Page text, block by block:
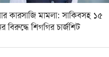
কারসাজি মামলা: সাকিবসহ ১৫
বিরুদ্ধে শিগগির চার্জশিট